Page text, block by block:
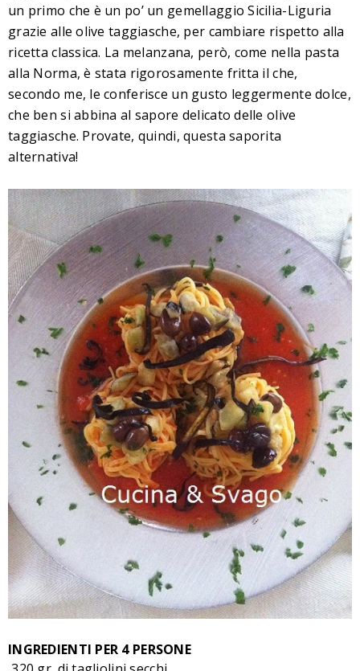
un primo che è un po’ un gemellaggio Sicilia-Liguria
grazie alle olive taggiasche, per cambiare rispetto alla
ricetta classica. La melanzana, però, come nella pasta
alla Norma, è stata rigorosamente fritta il che,
secondo me, le conferisce un gusto leggermente dolce,
che ben si abbina al sapore delicato delle olive
taggiasche. Provate, quindi, questa saporita
alternativa!
INGREDIENTI PER 4 PERSONE